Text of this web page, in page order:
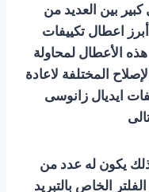
بين العديد من
اعطال تكييفات
الأعطال لمحاولة
المختلفة لاعادة
ايديال زانوسى
ذلك يكون له عدد من
الخاص بالتبريد